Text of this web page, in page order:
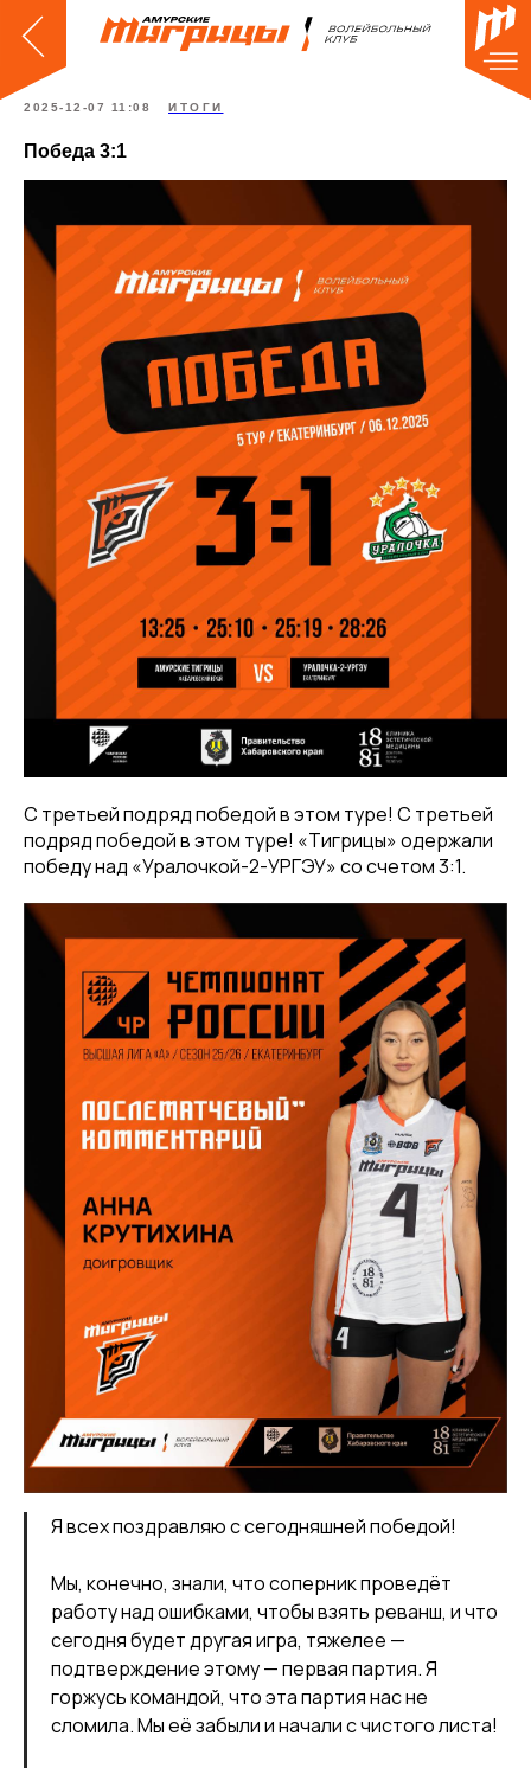
2025-12-07 11:08 ИТОГИ
Победа 3:1
С третьей подряд победой в этом туре! С третьей
подряд победой в этом туре! «Тигрицы» одержали
победу над «Уралочкой-2-УРГЭУ» со счетом 3:1.
Я всех поздравляю с сегодняшней победой!
Мы, конечно, знали, что соперник проведёт
работу над ошибками, чтобы взять реванш, и что
сегодня будет другая игра, тяжелее —
подтверждение этому — первая партия. Я
горжусь командой, что эта партия нас не
сломила. Мы её забыли и начали с чистого листа!